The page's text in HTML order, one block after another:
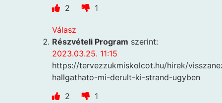
2
1
Válasz
Részvételi Program szerint:
2023.03.25. 11:15
https://tervezzukmiskolcot.hu/hirek/
hallgathato-mi-derult-ki-strand-ugyben
2
1